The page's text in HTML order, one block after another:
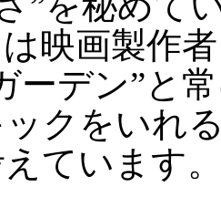
映画製作
ーデン”と
クをいれ
ています